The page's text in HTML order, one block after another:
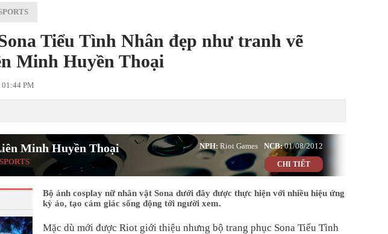
Tiểu Tình Nhân đẹp như tranh vẽ
Minh Huyền Thoại
PM
Minh Huyền Thoại 01/08/2012
NCB:
Riot Games
NPH:
CHI TIẾT
Bộ ảnh cosplay nữ nhân vật Sona dưới đây được thực hiện với nhiều hiệu ứng
kỳ ảo, tạo cảm giác sống động tới người xem.
Mặc dù mới được Riot giới thiệu nhưng bộ trang phục Sona Tiểu Tình